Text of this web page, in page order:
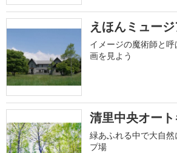
えほんミュー
イメージの魔術師と
画を見よう
清里中央オー
緑あふれる中で大自
プ場